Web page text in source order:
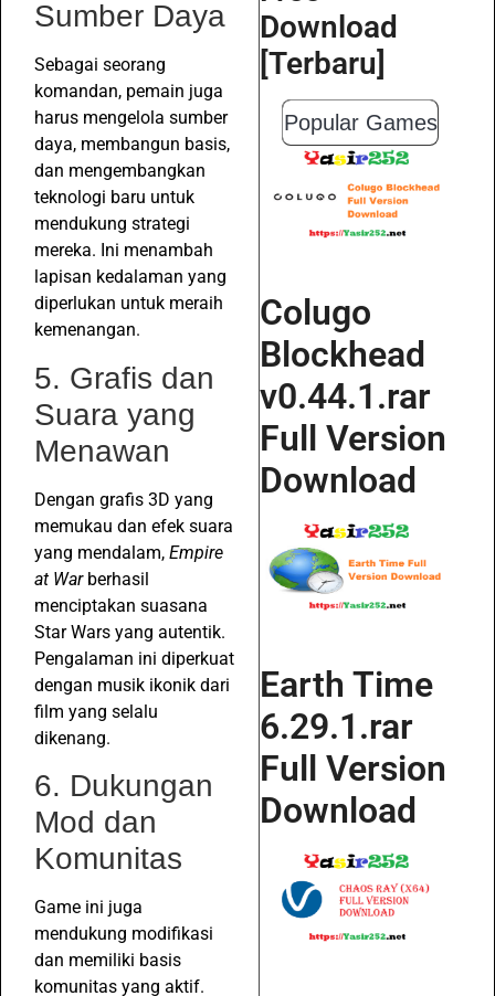
Sumber Daya
Sebagai seorang
komandan, pemain juga
harus mengelola sumber
daya, membangun basis,
dan mengembangkan
teknologi baru untuk
mendukung strategi
mereka. Ini menambah
lapisan kedalaman yang
diperlukan untuk meraih
kemenangan.
5. Grafis dan
Suara yang
Menawan
Dengan grafis 3D yang
memukau dan efek suara
yang mendalam, Empire
at Warberhasil
menciptakan suasana
Star Wars yang autentik.
Pengalaman ini diperkuat
dengan musik ikonik dari
film yang selalu
dikenang.
6. Dukungan
Mod dan
Komunitas
Game ini juga
mendukung modifikasi
dan memiliki basis
komunitas yang aktif.
Download
[Terbaru]
Popular Games
Colugo
Blockhead
v0.44.1.rar
Full Version
Download
Earth Time
6.29.1.rar
Full Version
Download